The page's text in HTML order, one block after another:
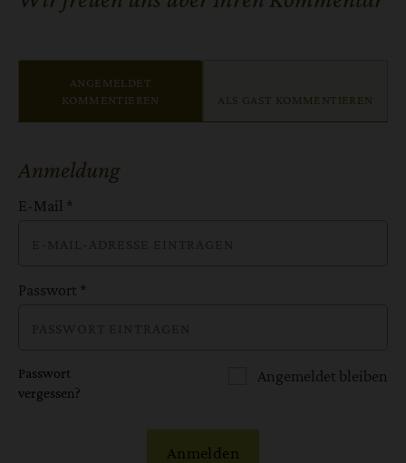
ANGEMELDET
KOMMENTIEREN
ALS GAST KOMMENTIEREN
Anmeldung
E-Mail *
Passwort *
Passwort
vergessen?
Angemeldet bleiben
Anmelden